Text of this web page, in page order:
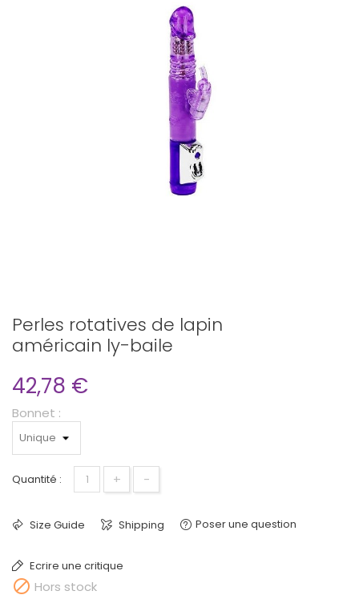
Perles rotatives de lapin
américain ly-baile
42,78 €
Bonnet :
Quantité : + -
Size Guide Shipping Poser une question
Ecrire une critique
 Hors stock